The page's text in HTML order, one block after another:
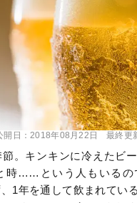
開日：2018年08月22日 最終更
。キンキンに冷えたビ
時……という人もいるの
1年を通して飲まれてい